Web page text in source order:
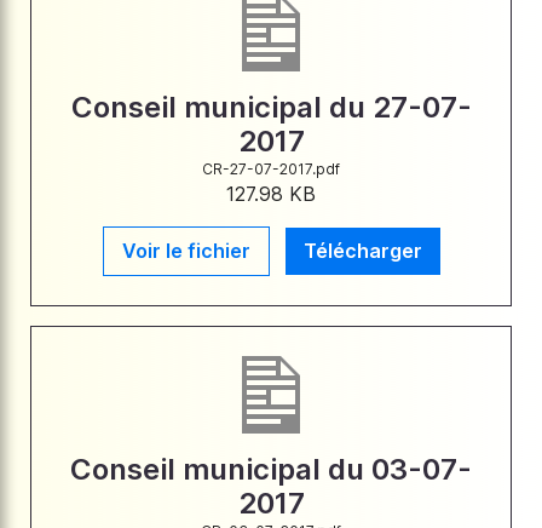
Conseil municipal du 27-07-
2017
CR-27-07-2017.pdf
127.98 KB
Voir le fichier Télécharger
Conseil municipal du 03-07-
2017